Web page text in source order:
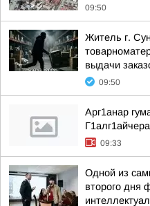
09:50
Житель г.
выдачи
09:50
Арг1анар
09:33
Одной из
второго дня